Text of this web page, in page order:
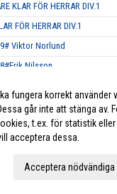
KLAR FÖR HERRAR DIV.1
FÖR HERRAR DIV.1
Viktor Norlund
Nilsson
David Johansson
Jakob Peraic
Simon Svensson
Jesper Mattson
fungera korrekt använder
går inte att stänga av.
t.ex. för statistik
acceptera dessa.
Acceptera nödvändiga